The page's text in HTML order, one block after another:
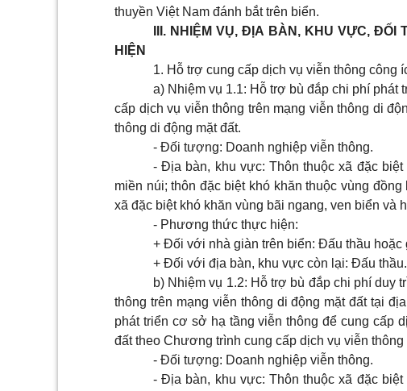
thuyền Việt Nam đánh bắt trên biển.
III. NHIỆM VỤ, ĐỊA BÀN, KHU VỰC,
HIỆN
1. Hỗ trợ cung cấp dịch vụ viễn thông công
a) Nhiệm vụ 1.1: Hỗ trợ bù đắp chi phí
cấp dịch vụ viễn thông trên mạng viễn thông di
thông di động mặt đất.
- Đối tượng: Doanh nghiệp viễn thông.
- Địa bàn, khu vực: Thôn thuộc xã đặc
miền núi; thôn đặc biệt khó khăn thuộc vùng
xã đặc biệt khó khăn vùng bãi ngang, ven biển và
- Phương thức thực hiện:
+ Đối với nhà giàn trên biển: Đấu thầu hoặc
+ Đối với địa bàn, khu vực còn lại: Đấu thầu.
b) Nhiệm vụ 1.2: Hỗ trợ bù đắp chi phí duy
thông trên mạng viễn thông di động mặt đất tại
phát triển cơ sở hạ tầng viễn thông để cung cấp
đất theo Chương trình cung cấp dịch vụ viễn
- Đối tượng: Doanh nghiệp viễn thông.
- Địa bàn, khu vực: Thôn thuộc xã đặc